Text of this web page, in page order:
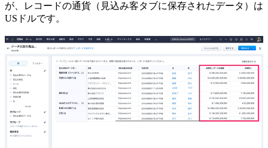
が、レコードの通貨（見込み客タブに保存されたデータ）は
USドルです。